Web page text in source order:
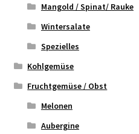
Mangold / Spinat/ Rauke
Wintersalate
Spezielles
Kohlgemüse
Fruchtgemüse / Obst
Melonen
Aubergine